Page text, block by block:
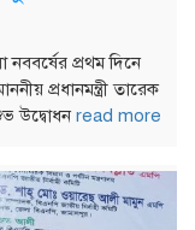
নববর্ষের প্রথম দিনে
প্রধানমন্ত্রী তারেক
উদ্বোধনread more